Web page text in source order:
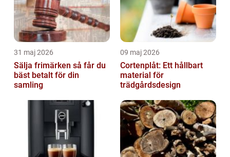
31 maj 2026
Sälja frimärken så får du
bäst betalt för din
samling
09 maj 2026
Cortenplåt: Ett hållbart
material för
trädgårdsdesign